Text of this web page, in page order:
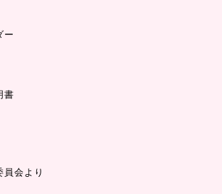
ー
書
会より